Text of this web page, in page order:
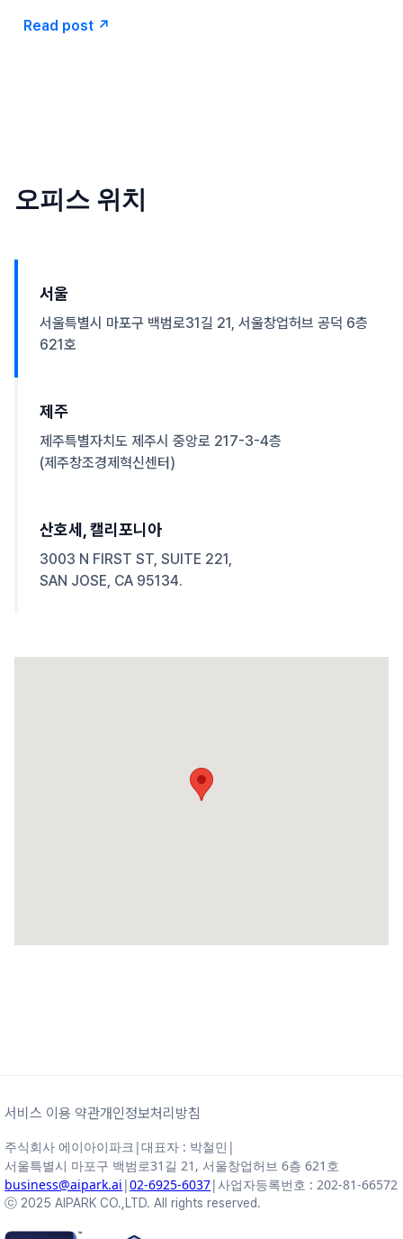
Read post ↗
오피스 위치
서울
서울특별시 마포구 백범로31길 21, 서울창업허브 공덕 6층
621호
제주
제주특별자치도 제주시 중앙로 217-3-4층
(제주창조경제혁신센터)
산호세, 캘리포니아
3003 N FIRST ST, SUITE 221,
SAN JOSE, CA 95134.
서비스 이용 약관개인정보처리방침
주식회사 에이아이파크 |대표자 : 박철민 |
서울특별시 마포구 백범로31길 21, 서울창업허브 6층 621호
business@aipark.ai |02-6925-6037|사업자등록번호 : 202-81-66572
ⓒ 2025 AIPARK CO.,LTD. All rights reserved.